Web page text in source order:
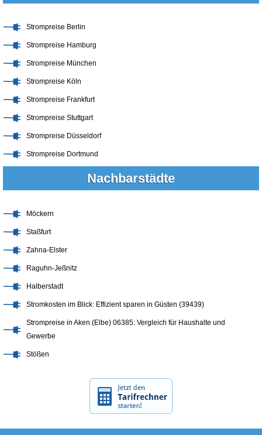
Strompreise Berlin
Strompreise Hamburg
Strompreise München
Strompreise Köln
Strompreise Frankfurt
Strompreise Stuttgart
Strompreise Düsseldorf
Strompreise Dortmund
Nachbarstädte
Möckern
Staßfurt
Zahna-Elster
Raguhn-Jeßnitz
Halberstadt
Stromkosten im Blick: Effizient sparen in Güsten (39439)
Strompreise in Aken (Elbe) 06385: Vergleich für Haushalte und
Gewerbe
Stößen